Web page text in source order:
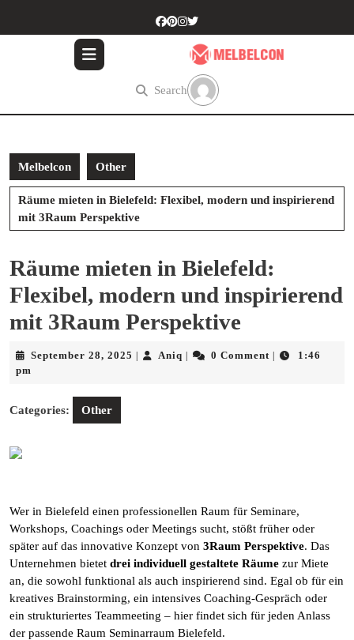
Search
Melbelcon Other
Räume mieten in Bielefeld: Flexibel, modern und inspirierend
mit 3Raum Perspektive
Räume mieten in Bielefeld:
Flexibel, modern und inspirierend
mit 3Raum Perspektive
September 28, 2025 September
Aniq Aniq 0 Comment
1:46
pm
Categories: Other
Wer in Bielefeld einen professionellen Raum für Seminare,
Workshops, Coachings oder Meetings sucht, stößt früher oder
später auf das innovative Konzept von 3Raum Perspektive. Das
Unternehmen bietet drei individuell gestaltete Räume zur Miete
an, die sowohl funktional als auch inspirierend sind. Egal ob für ein
kreatives Brainstorming, ein intensives Coaching-Gespräch oder
ein strukturiertes Teammeeting – hier findet sich für jeden Anlass
der passende Raum Seminarraum Bielefeld.